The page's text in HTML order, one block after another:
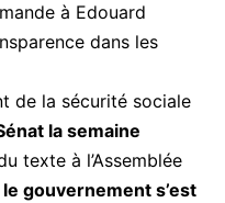
à Edouard
dans les
de la sécurité sociale
la semaine
texte à l’Assemblée
le gouvernement s’est